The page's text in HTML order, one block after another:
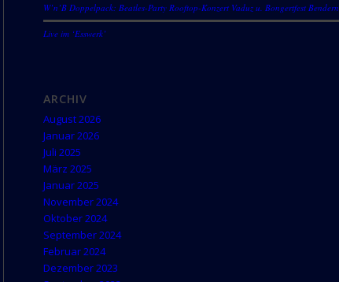
W’n’B Doppelpack: Beatles-Party Rooftop-Konzert Vaduz u. Bongertfest Bendern
Live im ‘Esswerk’
ARCHIV
August 2026
Januar 2026
Juli 2025
März 2025
Januar 2025
November 2024
Oktober 2024
September 2024
Februar 2024
Dezember 2023